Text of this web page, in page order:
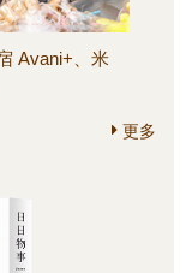
Avani+、米
更多